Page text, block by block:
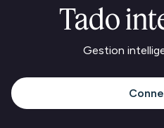
Tado
Gestion